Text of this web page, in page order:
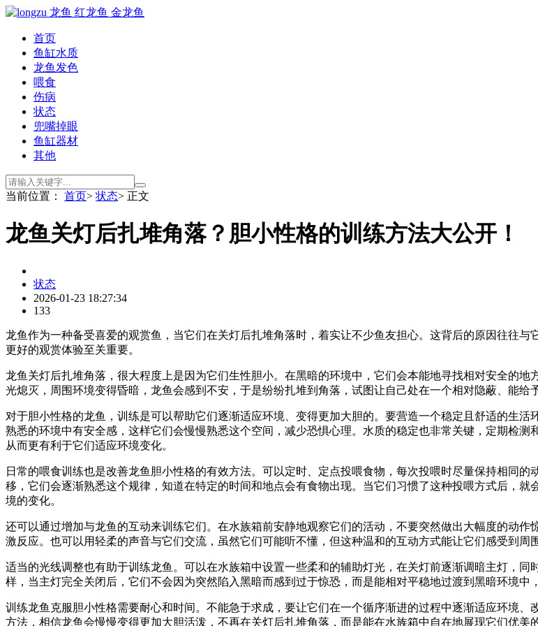
首页
鱼缸水质
龙鱼发色
喂食
伤病
状态
兜嘴掉眼
鱼缸器材
其他
当前位置： 首页> 状态> 正文
龙鱼关灯后扎堆角落？胆小性格的训练方法大公开！
状态
2026-01-23 18:27:34
133
龙鱼作为一种备受喜爱的观赏鱼，当它们在关灯后扎堆角落时，着实让不少鱼友担心。这背后的原因往往
更好的观赏体验至关重要。
龙鱼关灯后扎堆角落，很大程度上是因为它们生性胆小。在黑暗的环境中，它们会本能地寻找相对安全的
光熄灭，周围环境变得昏暗，龙鱼会感到不安，于是纷纷扎堆到角落，试图让自己处在一个相对隐蔽、能给
对于胆小性格的龙鱼，训练是可以帮助它们逐渐适应环境、变得更加大胆的。要营造一个稳定且舒适的生
熟悉的环境中有安全感，这样它们会慢慢熟悉这个空间，减少恐惧心理。水质的稳定也非常关键，定期检
从而更有利于它们适应环境变化。
日常的喂食训练也是改善龙鱼胆小性格的有效方法。可以定时、定点投喂食物，每次投喂时尽量保持相同
移，它们会逐渐熟悉这个规律，知道在特定的时间和地点会有食物出现。当它们习惯了这种投喂方式后，
境的变化。
还可以通过增加与龙鱼的互动来训练它们。在水族箱前安静地观察它们的活动，不要突然做出大幅度的动
激反应。也可以用轻柔的声音与它们交流，虽然它们可能听不懂，但这种温和的互动方式能让它们感受到周
适当的光线调整也有助于训练龙鱼。可以在水族箱中设置一些柔和的辅助灯光，在关灯前逐渐调暗主灯，
样，当主灯完全关闭后，它们不会因为突然陷入黑暗而感到过于惊恐，而是能相对平稳地过渡到黑暗环境中
训练龙鱼克服胆小性格需要耐心和时间。不能急于求成，要让它们在一个循序渐进的过程中逐渐适应环境
方法，相信龙鱼会慢慢变得更加大胆活泼，不再在关灯后扎堆角落，而是能在水族箱中自在地展现它们优